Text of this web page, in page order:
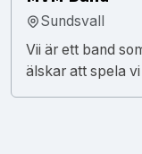
Sundsvall
Vii är ett band
älskar att spela